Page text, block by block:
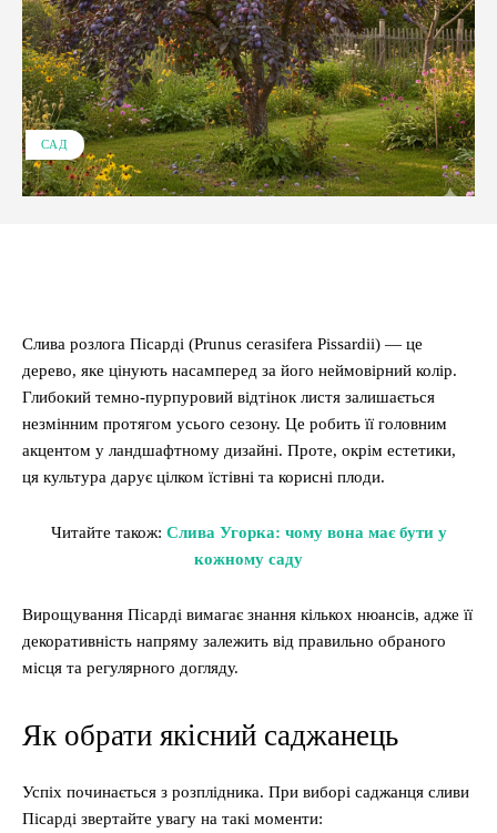
САД
Слива розлога Пісарді (Prunus cerasifera Pissardii) — це
дерево, яке цінують насамперед за його неймовірний колір.
Глибокий темно-пурпуровий відтінок листя залишається
незмінним протягом усього сезону. Це робить її головним
акцентом у ландшафтному дизайні. Проте, окрім естетики,
ця культура дарує цілком їстівні та корисні плоди.
Читайте також: Слива Угорка: чому вона має бути у
кожному саду
Вирощування Пісарді вимагає знання кількох нюансів, адже її
декоративність напряму залежить від правильно обраного
місця та регулярного догляду.
Як обрати якісний саджанець
Успіх починається з розплідника. При виборі саджанця сливи
Пісарді звертайте увагу на такі моменти: